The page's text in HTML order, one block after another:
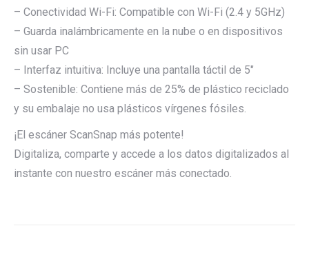
– Conectividad Wi-Fi: Compatible con Wi-Fi (2.4 y 5GHz)
– Guarda inalámbricamente en la nube o en dispositivos
sin usar PC
– Interfaz intuitiva: Incluye una pantalla táctil de 5″
– Sostenible: Contiene más de 25% de plástico reciclado
y su embalaje no usa plásticos vírgenes fósiles.
¡El escáner ScanSnap más potente!
Digitaliza, comparte y accede a los datos digitalizados al
instante con nuestro escáner más conectado.